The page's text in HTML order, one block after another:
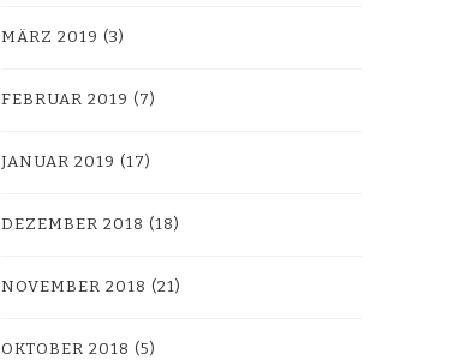
MÄRZ 2019 (3)
FEBRUAR 2019 (7)
JANUAR 2019 (17)
DEZEMBER 2018 (18)
NOVEMBER 2018 (21)
OKTOBER 2018 (5)